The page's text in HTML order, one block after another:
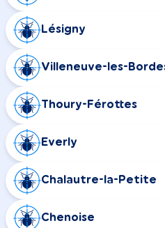
Lésigny
Villeneuve-les-
Thoury-Férottes
Everly
Chalautre-la-Petite
Chenoise